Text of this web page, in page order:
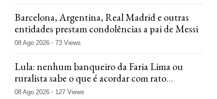
Barcelona, Argentina, Real Madrid e outras
entidades prestam condolências a pai de Messi
08 Ago 2026 73 Views
Lula: nenhum banqueiro da Faria Lima ou
ruralista sabe o que é acordar com rato
nadando em casa
08 Ago 2026 127 Views